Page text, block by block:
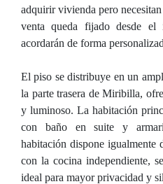
adquirir vivienda pero
venta queda fijado desde
acordarán de forma
El piso se distribuye en un
la parte trasera de Miribilla,
y luminoso. La habitación
con baño en suite y
habitación dispone igualmente
con la cocina independiente,
ideal para mayor privacidad y